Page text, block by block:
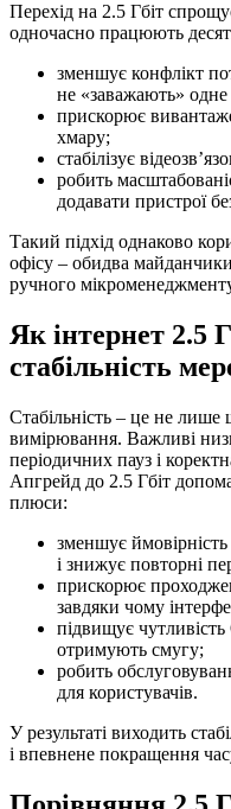
Перехід на 2.5 Гбіт
одночасно працюють
зменшує конфлікт
не «заважають»
прискорює
хмару;
стабілізує
робить
додавати пристрої
Такий підхід однаково
офісу – обидва
ручного
Як інтернет 2.5
стабільність
Стабільність – це не лише
вимірювання. Важливі
періодичних пауз і
Апгрейд до 2.5 Гбіт
плюси:
зменшує ймовірність
і знижує повторні
прискорює
завдяки чому
підвищує
отримують смугу;
робить
для користувачів.
У результаті виходить
і впевнене покращення